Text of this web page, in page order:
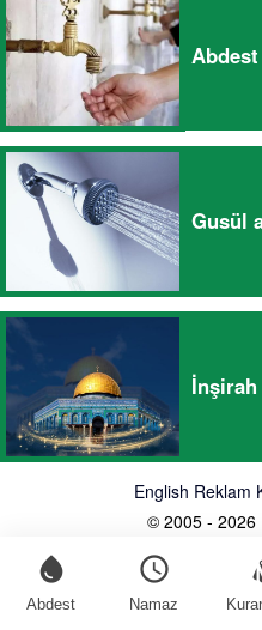
water_drop
Abdest
schedule
Namaz
Abdest
Gusül
English Reklam
© 2005 - 2026